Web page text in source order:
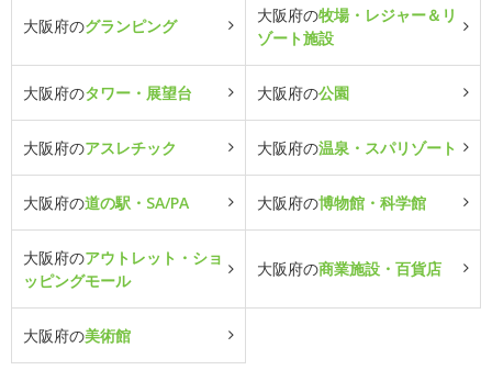
大阪府のグランピング
大阪府の牧場・レジャー＆リ
ゾート施設
大阪府のタワー・展望台 大阪府の公園
大阪府のアスレチック 大阪府の温泉・スパリゾート
大阪府の道の駅・SA/PA 大阪府の博物館・科学館
大阪府のアウトレット・ショ
ッピングモール
大阪府の商業施設・百貨店
大阪府の美術館